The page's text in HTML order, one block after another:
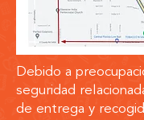
Debido a
seguridad
de entrega y